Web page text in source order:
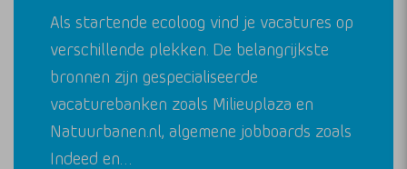
Als startende ecoloog vind je vacatures op
verschillende plekken. De belangrijkste
bronnen zijn gespecialiseerde
vacaturebanken zoals Milieuplaza en
Natuurbanen.nl, algemene jobboards zoals
Indeed en…